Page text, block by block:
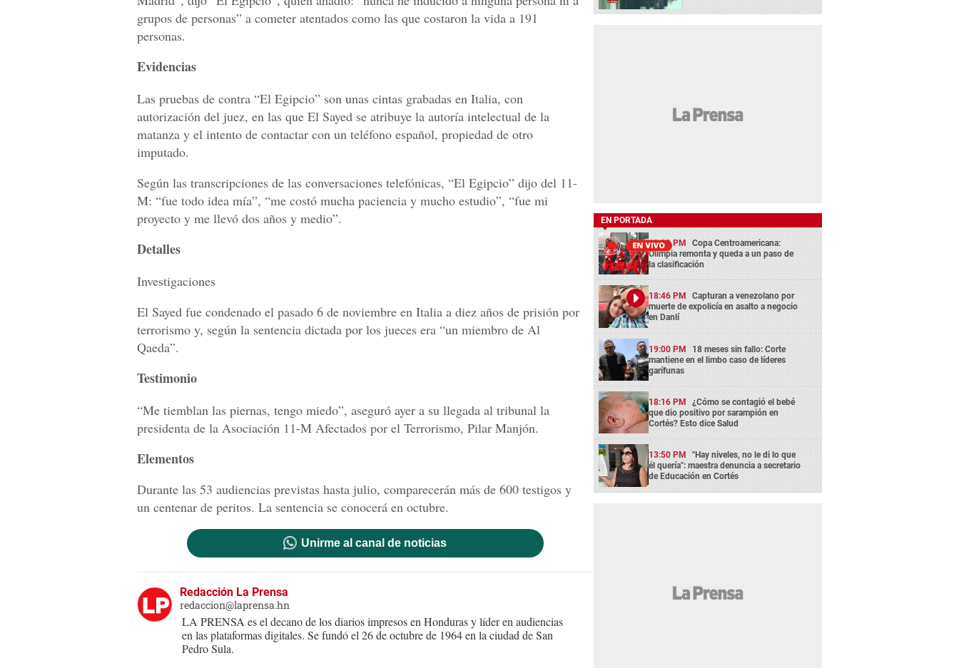
grupos de personas” a cometer atentados como las que costaron la vida a 191
personas.
Evidencias
Las pruebas de contra “El Egipcio” son unas cintas grabadas en Italia, con
autorización del juez, en las que El Sayed se atribuye la autoría intelectual de la
matanza y el intento de contactar con un teléfono español, propiedad de otro
imputado.
Según las transcripciones de las conversaciones telefónicas, “El Egipcio” dijo del 11-
M: “fue todo idea mía”, “me costó mucha paciencia y mucho estudio”, “fue mi
proyecto y me llevó dos años y medio”.
Detalles
Investigaciones
El Sayed fue condenado el pasado 6 de noviembre en Italia a diez años de prisión por
terrorismo y, según la sentencia dictada por los jueces era “un miembro de Al
Qaeda”.
Testimonio
“Me tiemblan las piernas, tengo miedo”, aseguró ayer a su llegada al tribunal la
presidenta de la Asociación 11-M Afectados por el Terrorismo, Pilar Manjón.
Elementos
Durante las 53 audiencias previstas hasta julio, comparecerán más de 600 testigos y
un centenar de peritos. La sentencia se conocerá en octubre.
Unirme al canal de noticias
Redacción La Prensa
redaccion@laprensa.hn
LA PRENSA es el decano de los diarios impresos en Honduras y líder en audiencias
en las plataformas digitales. Se fundó el 26 de octubre de 1964 en la ciudad de San
Pedro Sula.
EN PORTADA
13:29 PM Copa Centroamericana:
Olimpia remonta y queda a un paso de
la clasificación
18:46 PM Capturan a venezolano por
muerte de expolicía en asalto a negocio
en Danlí
19:00 PM 18 meses sin fallo: Corte
mantiene en el limbo caso de líderes
garífunas
18:16 PM ¿Cómo se contagió el bebé
que dio positivo por sarampión en
Cortés? Esto dice Salud
13:50 PM "Hay niveles, no le di lo que
él quería": maestra denuncia a secretario
de Educación en Cortés